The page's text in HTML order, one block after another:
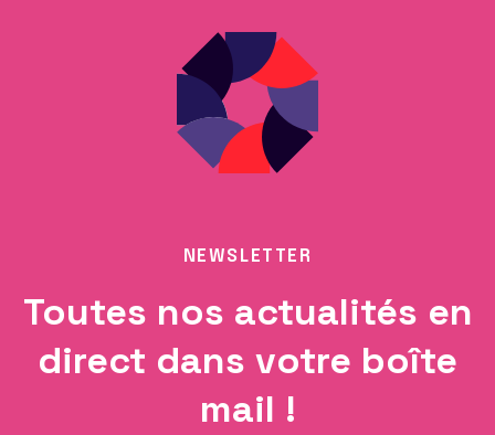
NEWSLETTER
Toutes nos actualités en
direct dans votre boîte
mail !